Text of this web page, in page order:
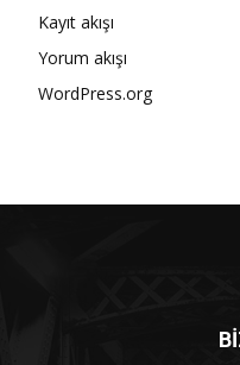
Kayıt akışı
Yorum akışı
WordPress.org